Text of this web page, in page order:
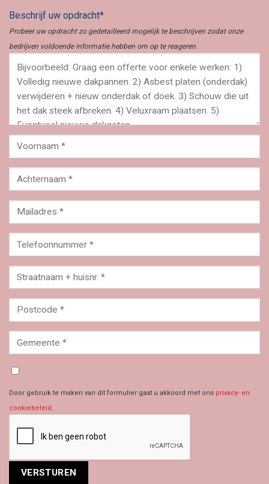
Beschrijf uw opdracht*
Probeer uw opdracht zo gedetailleerd mogelijk te beschrijven zodat onze
bedrijven voldoende informatie hebben om op te reageren.
Door gebruik te maken van dit formulier gaat u akkoord met ons privacy- en
cookiebeleid.